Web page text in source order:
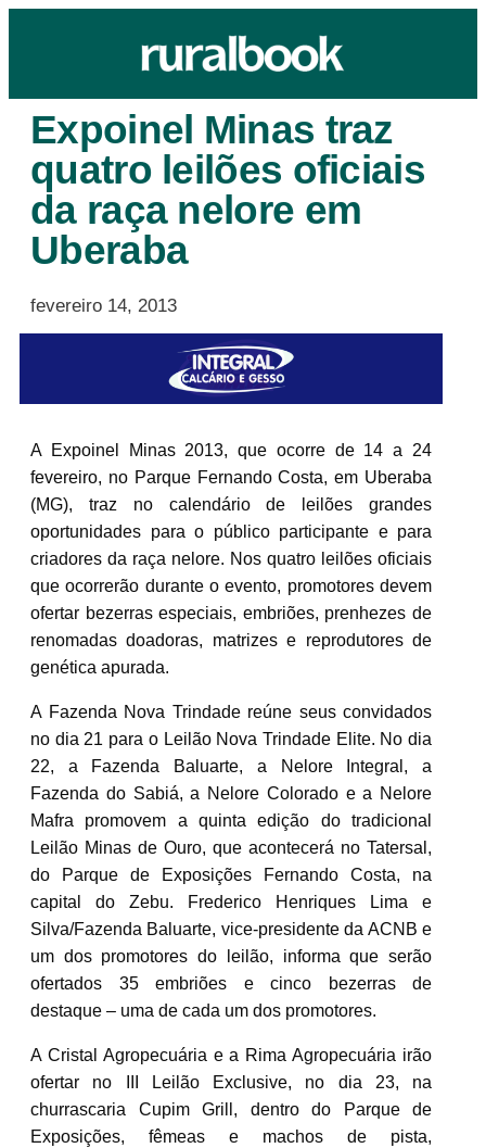
Expoinel Minas traz
quatro leilões oficiais
da raça nelore em
Uberaba
fevereiro 14, 2013
A Expoinel Minas 2013, que ocorre de 14 a 24
fevereiro, no Parque Fernando Costa, em Uberaba
(MG), traz no calendário de leilões grandes
oportunidades para o público participante e para
criadores da raça nelore. Nos quatro leilões oficiais
que ocorrerão durante o evento, promotores devem
ofertar bezerras especiais, embriões, prenhezes de
renomadas doadoras, matrizes e reprodutores de
genética apurada.
A Fazenda Nova Trindade reúne seus convidados
no dia 21 para o Leilão Nova Trindade Elite. No dia
22, a Fazenda Baluarte, a Nelore Integral, a
Fazenda do Sabiá, a Nelore Colorado e a Nelore
Mafra promovem a quinta edição do tradicional
Leilão Minas de Ouro, que acontecerá no Tatersal,
do Parque de Exposições Fernando Costa, na
capital do Zebu. Frederico Henriques Lima e
Silva/Fazenda Baluarte, vice-presidente da ACNB e
um dos promotores do leilão, informa que serão
ofertados 35 embriões e cinco bezerras de
destaque – uma de cada um dos promotores.
A Cristal Agropecuária e a Rima Agropecuária irão
ofertar no III Leilão Exclusive, no dia 23, na
churrascaria Cupim Grill, dentro do Parque de
Exposições, fêmeas e machos de pista,